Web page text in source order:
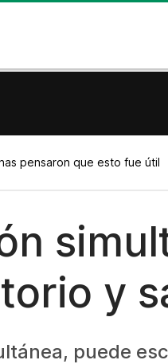
pensaron que esto fue útil
y
puede